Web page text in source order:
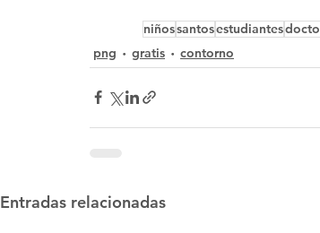
niñossantosestudiantes
png
gratis contorno
Entradas relacionadas